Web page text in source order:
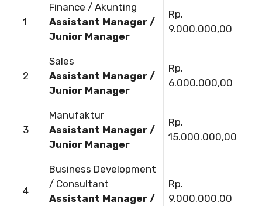
1
Finance / Akunting
Assistant Manager /
Junior Manager
Rp.
9.000.000,00
2
Sales
Assistant Manager /
Junior Manager
Rp.
6.000.000,00
3
Manufaktur
Assistant Manager /
Junior Manager
Rp.
15.000.000,00
4
Business Development
/ Consultant
Assistant Manager /
Rp.
9.000.000,00